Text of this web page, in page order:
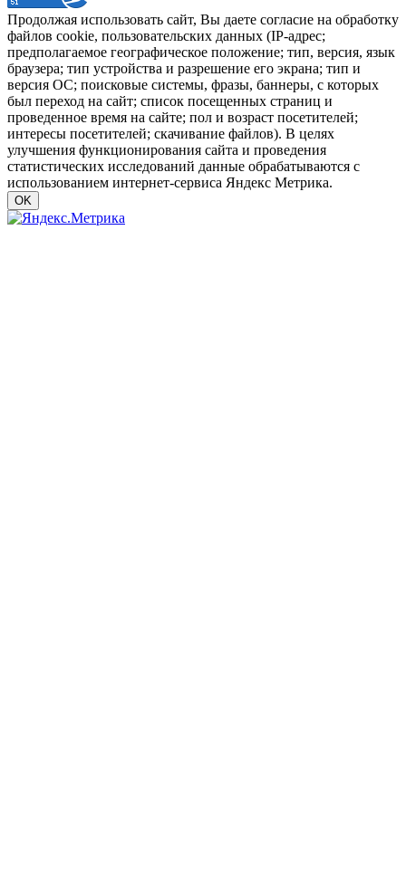
Продолжая использовать сайт, Вы даете согласие на обработку
файлов cookie, пользовательских данных (IP-адрес;
предполагаемое географическое положение; тип, версия, язык
браузера; тип устройства и разрешение его экрана; тип и
версия ОС; поисковые системы, фразы, баннеры, с которых
был переход на сайт; список посещенных страниц и
проведенное время на сайте; пол и возраст посетителей;
интересы посетителей; скачивание файлов). В целях
улучшения функционирования сайта и проведения
статистических исследований данные обрабатываются с
использованием интернет-сервиса Яндекс Метрика.
OK